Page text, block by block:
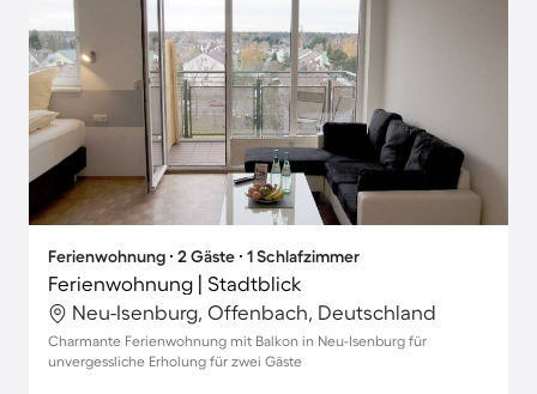
Ferienwohnung ∙ 2 Gäste ∙ 1 Schlafzimmer
Ferienwohnung | Stadtblick
Neu-Isenburg, Offenbach, Deutschland
Charmante Ferienwohnung mit Balkon in Neu-Isenburg für
unvergessliche Erholung für zwei Gäste